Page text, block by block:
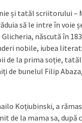
și tatăl scriitorului –
să le intre în voie
născută în
nobile, iubea
de la prima soție,
de bunelul Filip
Koțiubinski, a
de la mama sa, după